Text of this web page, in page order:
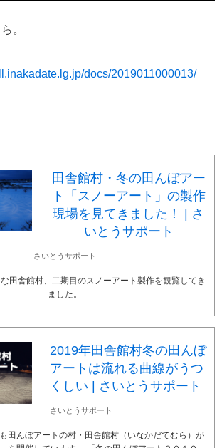
。
docs/2019011000013/
田舎館村・冬の田んぼアー
ト「スノーアート」の製作
現場を見てきました！ | さ
いとうサポート
さいとうサポート
田舎館村、二期目のスノーアート製作を観覧してき
ました。
2019年田舎館村冬の田んぼ
アートは流れる曲線がうつ
くしい | さいとうサポート
さいとうサポート
田んぼアートの村・田舎館村（いなかだてむら）が